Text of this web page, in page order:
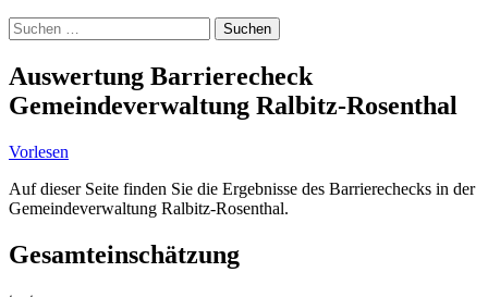
Suche
Suchen
nach:
Auswertung Barrierecheck
Gemeindeverwaltung Ralbitz-Rosenthal
Vorlesen
Auf dieser Seite finden Sie die Ergebnisse des Barrierechecks in der
Gemeindeverwaltung Ralbitz-Rosenthal.
Gesamteinschätzung